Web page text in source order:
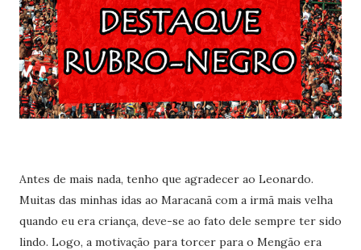
Antes de mais nada, tenho que agradecer ao Leonardo.
Muitas das minhas idas ao Maracanã com a irmã mais velha
quando eu era criança, deve-se ao fato dele sempre ter sido
lindo. Logo, a motivação para torcer para o Mengão era